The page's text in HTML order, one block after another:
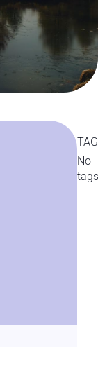
No
tags